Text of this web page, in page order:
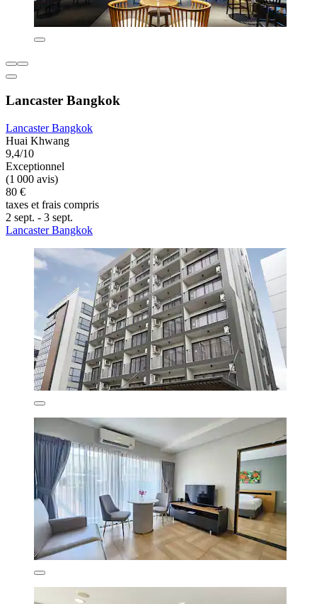
Lancaster Bangkok
Lancaster Bangkok
Huai Khwang
9,4/10
Exceptionnel
(1 000 avis)
80 €
taxes et frais compris
2 sept. - 3 sept.
Lancaster Bangkok